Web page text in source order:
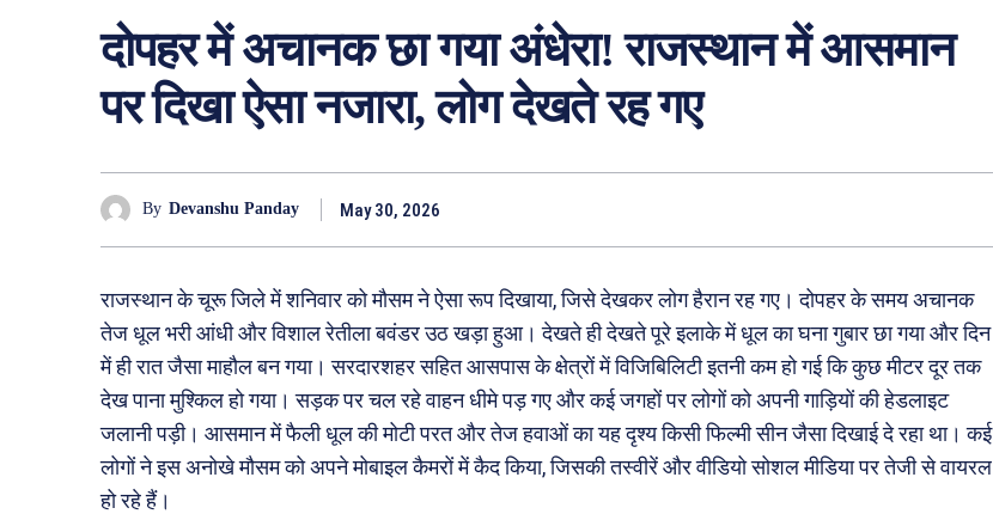
दोपहर में अचानक छा गया अंधेरा! राजस्थान में आसमान
पर दिखा ऐसा नजारा, लोग देखते रह गए
By Devanshu Panday May 30, 2026
राजस्थान के चूरू जिले में शनिवार को मौसम ने ऐसा रूप दिखाया, जिसे देखकर लोग हैरान रह गए। दोपहर के समय अचानक
तेज धूल भरी आंधी और विशाल रेतीला बवंडर उठ खड़ा हुआ। देखते ही देखते पूरे इलाके में धूल का घना गुबार छा गया और दिन
में ही रात जैसा माहौल बन गया। सरदारशहर सहित आसपास के क्षेत्रों में विजिबिलिटी इतनी कम हो गई कि कुछ मीटर दूर तक
देख पाना मुश्किल हो गया। सड़क पर चल रहे वाहन धीमे पड़ गए और कई जगहों पर लोगों को अपनी गाड़ियों की हेडलाइट
जलानी पड़ी। आसमान में फैली धूल की मोटी परत और तेज हवाओं का यह दृश्य किसी फिल्मी सीन जैसा दिखाई दे रहा था। कई
लोगों ने इस अनोखे मौसम को अपने मोबाइल कैमरों में कैद किया, जिसकी तस्वीरें और वीडियो सोशल मीडिया पर तेजी से वायरल
हो रहे हैं।